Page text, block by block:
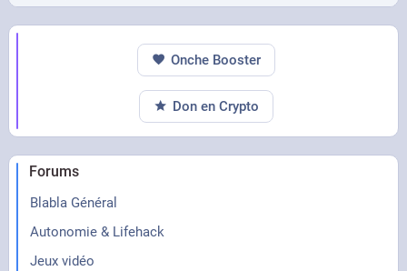
Forums
Blabla Général
Autonomie & Lifehack
Jeux vidéo
Onche Booster
Don en Crypto